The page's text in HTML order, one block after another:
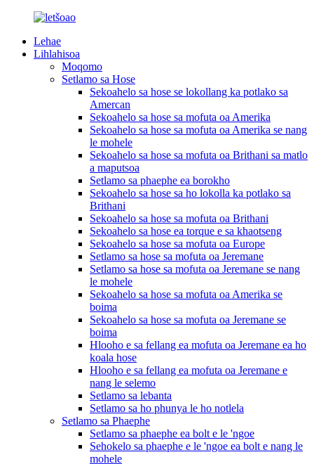
Lehae
Lihlahisoa
Moqomo
Setlamo sa Hose
Sekoahelo sa hose se lokollang ka potlako sa
Amercan
Sekoahelo sa hose sa mofuta oa Amerika
Sekoahelo sa hose sa mofuta oa Amerika se nang
le mohele
Sekoahelo sa hose sa mofuta oa Brithani sa matlo
a maputsoa
Setlamo sa phaephe ea borokho
Sekoahelo sa hose sa ho lokolla ka potlako sa
Brithani
Sekoahelo sa hose sa mofuta oa Brithani
Sekoahelo sa hose ea torque e sa khaotseng
Sekoahelo sa hose sa mofuta oa Europe
Setlamo sa hose sa mofuta oa Jeremane
Setlamo sa hose sa mofuta oa Jeremane se nang
le mohele
Sekoahelo sa hose sa mofuta oa Amerika se
boima
Sekoahelo sa hose sa mofuta oa Jeremane se
boima
Hlooho e sa fellang ea mofuta oa Jeremane ea ho
koala hose
Hlooho e sa fellang ea mofuta oa Jeremane e
nang le selemo
Setlamo sa lebanta
Setlamo sa ho phunya le ho notlela
Setlamo sa Phaephe
Setlamo sa phaephe ea bolt e le 'ngoe
Sehokelo sa phaephe e le 'ngoe ea bolt e nang le
mohele